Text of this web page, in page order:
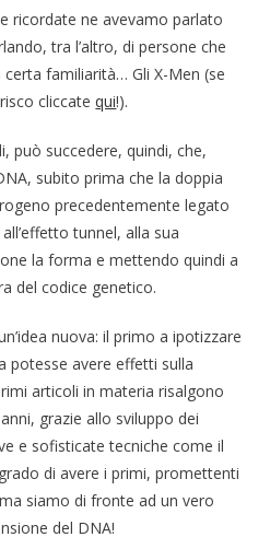
ricordate ne avevamo parlato
tra l’altro, di persone che
familiarità… Gli X-Men (se
cliccatequi!).
può succedere, quindi, che,
subito prima che la doppia
precedentemente legato
tunnel, alla sua
la forma e mettendo quindi a
del codice genetico.
nuova: il primo a ipotizzare
potesse avere effetti sulla
articoli in materia risalgono
grazie allo sviluppo dei
e sofisticate tecniche come il
di avere i primi, promettenti
siamo di fronte ad un vero
del DNA!